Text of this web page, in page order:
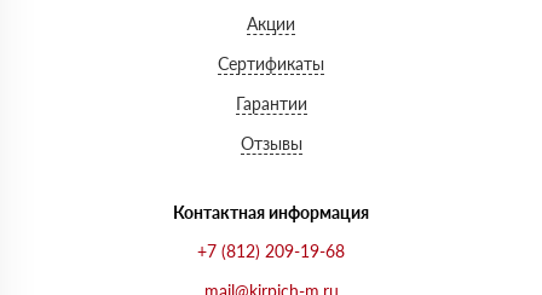
Акции
Сертификаты
Гарантии
Отзывы
Контактная информация
+7 (812) 209-19-68